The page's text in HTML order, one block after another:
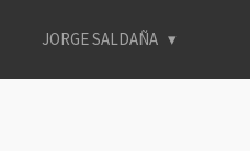
JORGE SALDAÑA